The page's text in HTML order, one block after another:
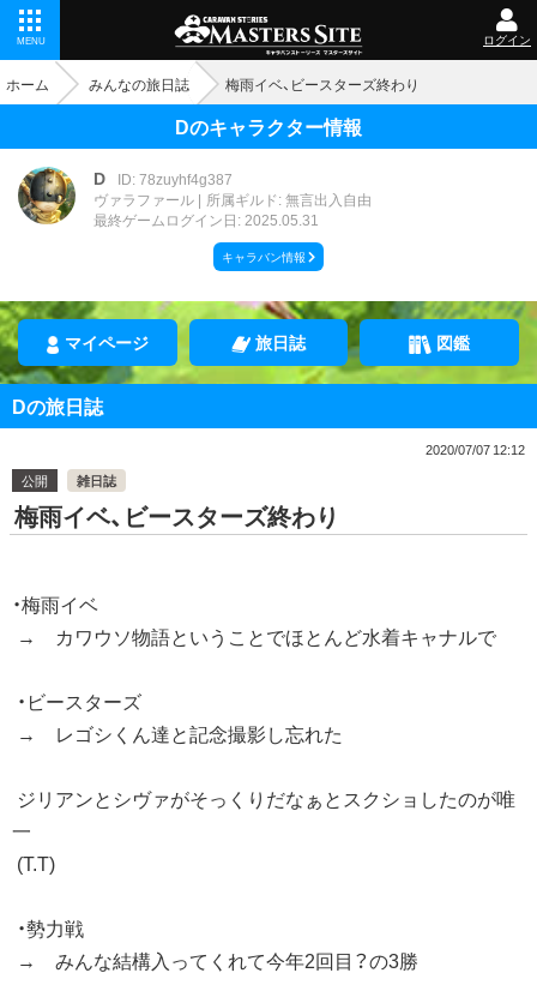
MENU ログイン
ホーム みんなの旅日誌 梅雨イベ、ビースターズ終わり
Dのキャラクター情報
D
ID: 78zuyhf4g387
ヴァラファール
所属ギルド: 無言出入自由
最終ゲームログイン日: 2025.05.31
キャラバン情報
マイページ 旅日誌 図鑑
Dの旅日誌
2020/07/07 12:12
公開
雑日誌
梅雨イベ、ビースターズ終わり
・梅雨イベ
→ カワウソ物語ということでほとんど水着キャナルで
・ビースターズ
→ レゴシくん達と記念撮影し忘れた
ジリアンとシヴァがそっくりだなぁとスクショしたのが唯
一
(T.T)
・勢力戦
→ みんな結構入ってくれて今年2回目？の3勝